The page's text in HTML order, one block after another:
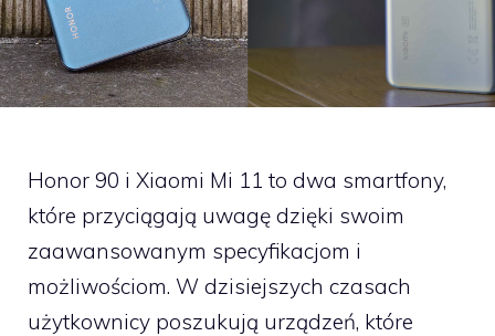
Honor 90 i Xiaomi Mi 11 to dwa smartfony,
które przyciągają uwagę dzięki swoim
zaawansowanym specyfikacjom i
możliwościom. W dzisiejszych czasach
użytkownicy poszukują urządzeń, które